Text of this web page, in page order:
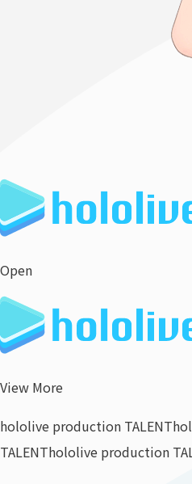
Open
View More
hololive production TALENT
TALENThololive production